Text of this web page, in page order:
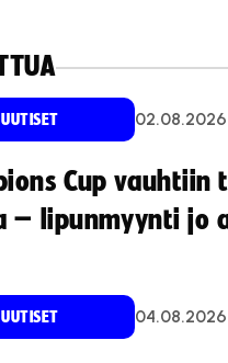
UUTISET 02.08.2026
Cup vauhtiin
– lipunmyynti jo
UUTISET 04.08.2026